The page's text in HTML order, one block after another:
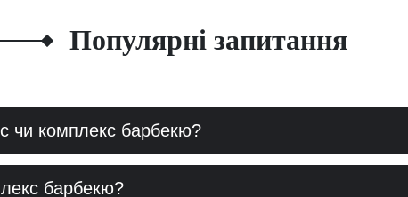
Популярні запитання
чи комплекс барбекю?
барбекю?